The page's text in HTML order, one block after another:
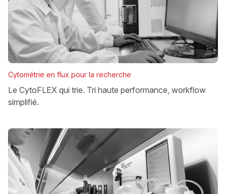
Cytométrie en flux pour la recherche
Le CytoFLEX qui trie. Tri haute performance, workflow
simplifié.